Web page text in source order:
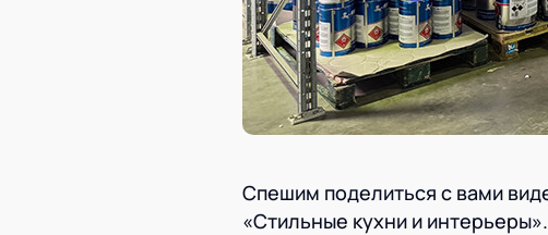
Спешим поделиться с вами
«Стильные кухни и интерьеры».